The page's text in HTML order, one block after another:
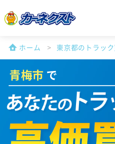
ホーム 東京都のトラッ
青梅市 で